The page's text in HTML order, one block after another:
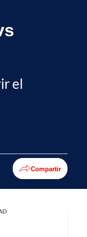
el
Compartir